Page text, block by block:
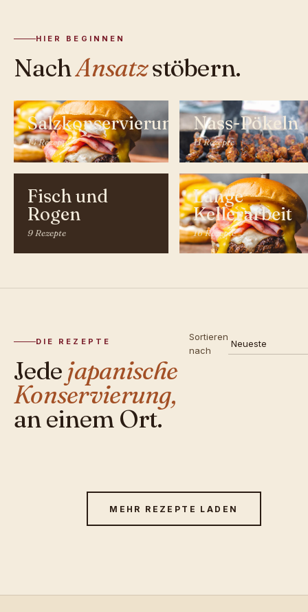
HIER BEGINNEN
NachAnsatzstöbern.
Salzkonservierungen
14 Rezepte
Nass-Pökeln
11 Rezepte
Fisch und
Rogen
9 Rezepte
Lange
Kellerarbeit
16 Rezepte
DIE REZEPTE
Jede japanische
Konservierung,
an einem Ort.
Sortieren
nach
MEHR REZEPTE LADEN